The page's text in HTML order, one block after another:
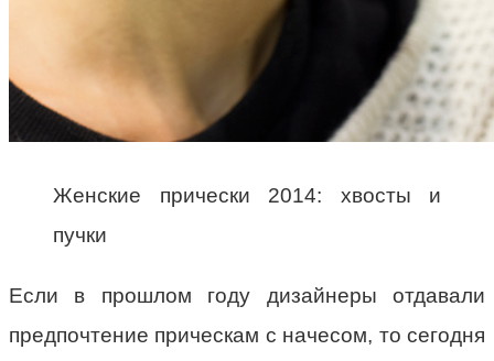
Женские прически 2014: хвосты и
пучки
Если в прошлом году дизайнеры отдавали
предпочтение прическам с начесом, то сегодня